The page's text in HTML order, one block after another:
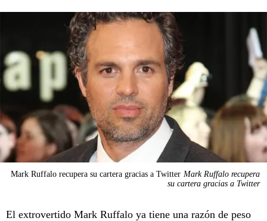
Mark Ruffalo recupera su cartera gracias a Twitter Mark Ruffalo recupera
su cartera gracias a Twitter
El extrovertido Mark Ruffalo ya tiene una razón de peso